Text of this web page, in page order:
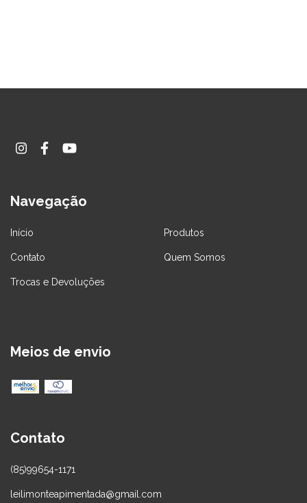
Navegação
Início Produtos
Contato Quem Somos
Trocas e Devoluções
Meios de envio
Contato
(85)99654-1171
leilimonteapimentada@gmail.com